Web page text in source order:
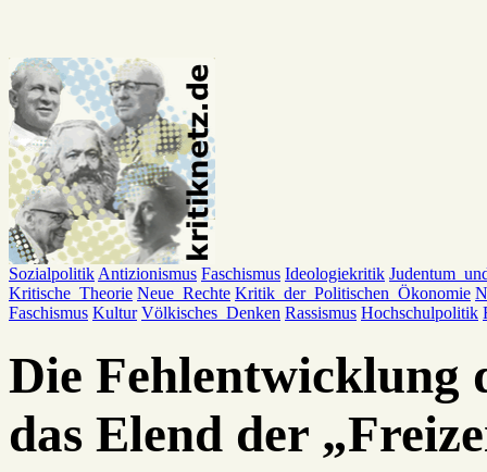
Sozialpolitik Antizionismus Faschismus Ideologiekritik
Kritische_Theorie Neue_Rechte Kritik_der_Politischen_Ökonomie
Faschismus Kultur Völkisches_Denken Rassismus Hochschulpolitik
Die
das Elend der